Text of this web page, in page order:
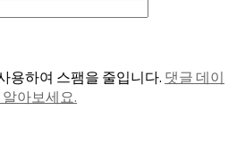
용하여 스팸을 줄입니다. 댓글 데이
아보세요.